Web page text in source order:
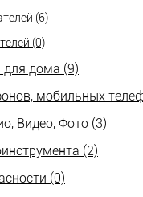
(6)
(0)
для дома (9)
мобильных
Видео, Фото (3)
(2)
(0)